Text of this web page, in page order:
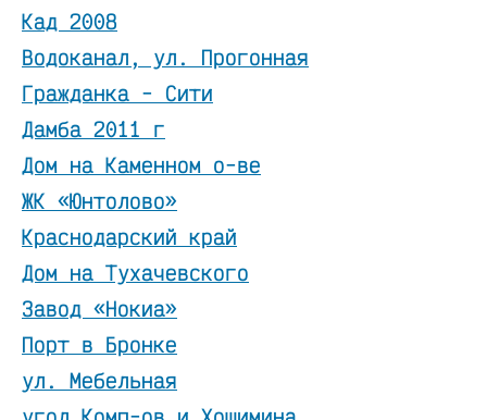
Кад 2008
Водоканал, ул. Прогонная
Гражданка - Сити
Дамба 2011 г
Дом на Каменном о-ве
ЖК «Юнтолово»
Краснодарский край
Дом на Тухачевского
Завод «Нокиа»
Порт в Бронке
ул. Мебельная